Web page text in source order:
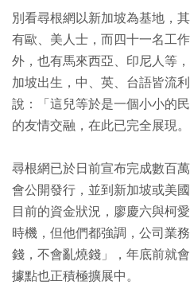
別看尋根網以新加坡為基地，
有歐、美人士，而四十一名工
外，也有馬來西亞、印尼人等
加坡出生，中、英、台語皆流
說：「這兒等於是一個小小的
的友情交融，在此已完全展現。
尋根網已於日前宣布完成數百
會公開發行，並到新加坡或美
目前的資金狀況，廖慶六與柯
時機，但他們都強調，公司業
錢，不會亂燒錢」，年底前就
據點也正積極擴展中。